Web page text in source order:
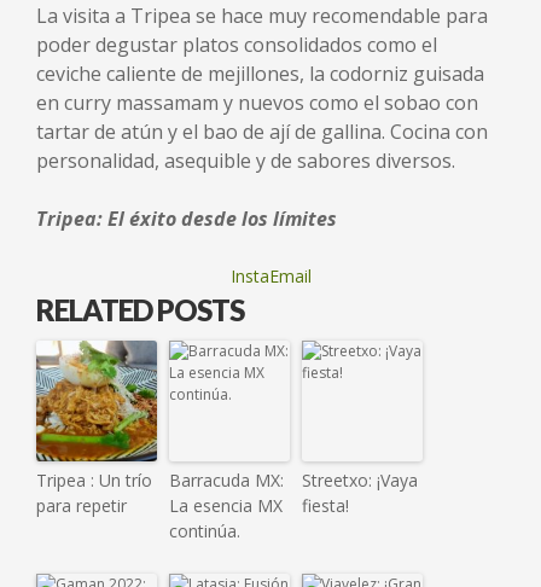
La visita a Tripea se hace muy recomendable para
poder degustar platos consolidados como el
ceviche caliente de mejillones, la codorniz guisada
en curry massamam y nuevos como el sobao con
tartar de atún y el bao de ají de gallina. Cocina con
personalidad, asequible y de sabores diversos.
Tripea: El éxito desde los límites
InstaEmail
RELATED POSTS
Tripea : Un trío
para repetir
Barracuda MX:
La esencia MX
continúa.
Streetxo: ¡Vaya
fiesta!